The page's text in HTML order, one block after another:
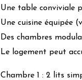
Utilisation produits
Produits locaux bio
Utilisation d’appareils
Station de charge
Une table conviviale
Une cuisine équipée
Des chambres
Le logement peut
Chambre 1 : 2 lits